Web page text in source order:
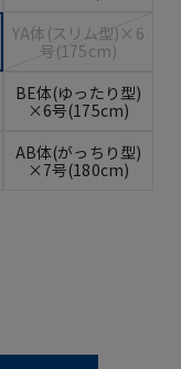
YA体(スリム型)×6
号(175cm)
BE体(ゆったり型)
×6号(175cm)
AB体(がっちり型)
×7号(180cm)